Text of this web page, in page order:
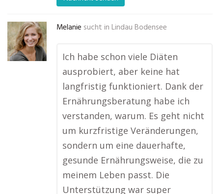
Melanie sucht in Lindau Bodensee
Ich habe schon viele Diäten
ausprobiert, aber keine hat
langfristig funktioniert. Dank der
Ernährungsberatung habe ich
verstanden, warum. Es geht nicht
um kurzfristige Veränderungen,
sondern um eine dauerhafte,
gesunde Ernährungsweise, die zu
meinem Leben passt. Die
Unterstützung war super